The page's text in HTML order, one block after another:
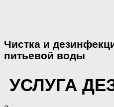
Чистка и
питьевой воды
УСЛУГА